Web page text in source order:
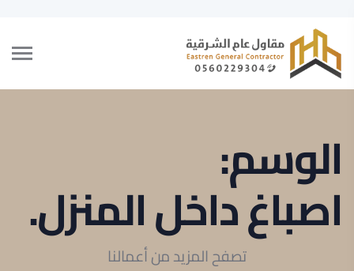
الوسم:
اصباغ داخل المنزل.
تصفح المزيد من أعمالنا